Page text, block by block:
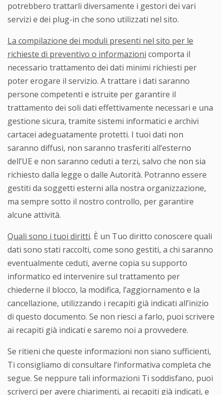
potrebbero trattarli diversamente i gestori dei vari
servizi e dei plug-in che sono utilizzati nel sito.
La compilazione dei moduli presenti nel sito per le
richieste di preventivo o informazioni comporta il
necessario trattamento dei dati minimi richiesti per
poter erogare il servizio. A trattare i dati saranno
persone competenti e istruite per garantire il
trattamento dei soli dati effettivamente necessari e una
gestione sicura, tramite sistemi informatici e archivi
cartacei adeguatamente protetti. I tuoi dati non
saranno diffusi, non saranno trasferiti all’esterno
dell’UE e non saranno ceduti a terzi, salvo che non sia
richiesto dalla legge o dalle Autorità. Potranno essere
gestiti da soggetti esterni alla nostra organizzazione,
ma sempre sotto il nostro controllo, per garantire
alcune attività.
Quali sono i tuoi diritti. È un Tuo diritto conoscere quali
dati sono stati raccolti, come sono gestiti, a chi saranno
eventualmente ceduti, averne copia su supporto
informatico ed intervenire sul trattamento per
chiederne il blocco, la modifica, l’aggiornamento e la
cancellazione, utilizzando i recapiti già indicati all’inizio
di questo documento. Se non riesci a farlo, puoi scrivere
ai recapiti già indicati e saremo noi a provvedere.
Se ritieni che queste informazioni non siano sufficienti,
Ti consigliamo di consultare l’informativa completa che
segue. Se neppure tali informazioni Ti soddisfano, puoi
scriverci per avere chiarimenti, ai recapiti già indicati, e